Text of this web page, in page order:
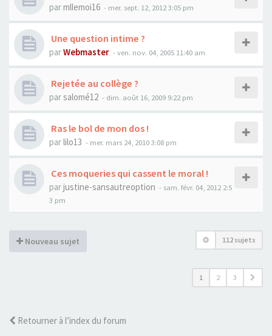
parmllemoi16 - mer. sept. 12, 2012 3:05 pm
Une question intime ?
parWebmaster - ven. nov. 04, 2005 11:40 am
Rejetée au collège ?
parsalomé12 - dim. août 16, 2009 9:22 pm
Ras le bol de mon dos !
parlilo13 - mer. mars 24, 2010 3:08 pm
Ces moqueries qui cassent le moral !
parjustine-sansautreoption - sam. févr. 04, 2012 2:5
3 pm
Nouveau sujet 112 sujets
1 2 3
Retourner à l’index du forum